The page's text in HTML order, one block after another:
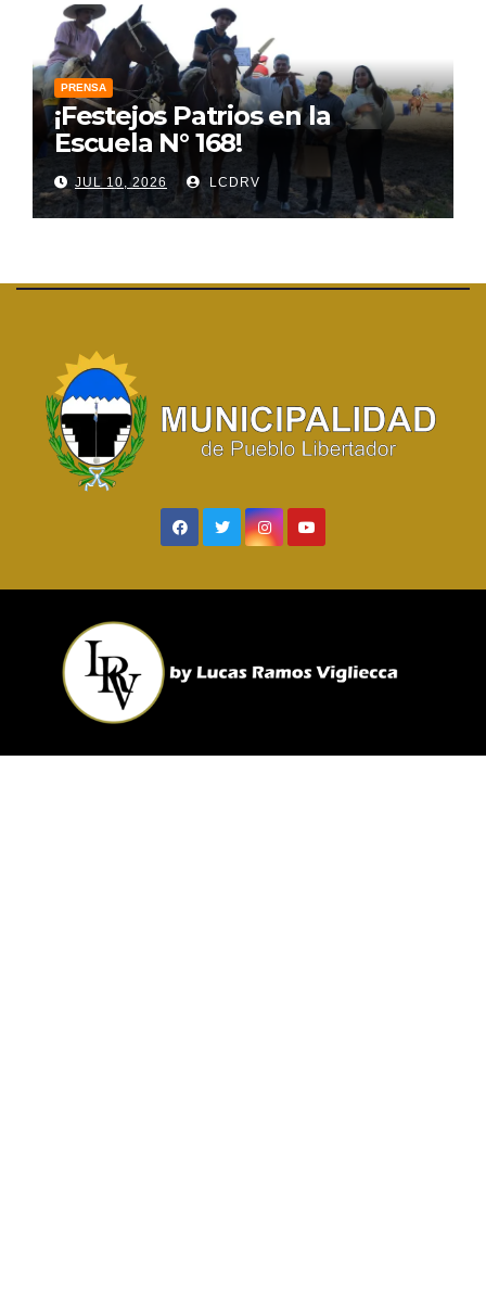
PRENSA
¡Festejos Patrios en la
Escuela N° 168!
JUL 10, 2026 LCDRV